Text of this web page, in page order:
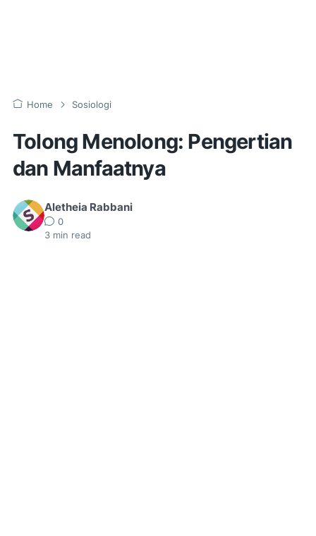
Home Sosiologi
Tolong Menolong: Pengertian
dan Manfaatnya
Aletheia Rabbani
0
3 min read